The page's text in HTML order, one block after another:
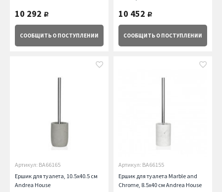
10 292 руб.
СООБЩИТЬ О ПОСТУПЛЕНИИ
10 452 руб.
СООБЩИТЬ О ПОСТУПЛЕНИИ
Артикул: BA66165
Ершик для туалета, 10.5х40.5 см
Andrea House
Артикул: BA66155
Ершик для туалета Marble and
Chrome, 8.5х40 см Andrea House